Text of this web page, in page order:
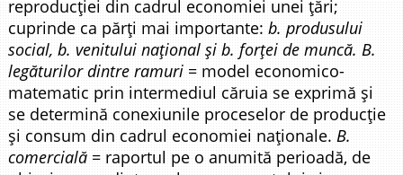
reproducției din cadrul economiei unei țări;
cuprinde ca părți mai importante:b. produsului
social, b. venitului național și b. forței de muncă. B.
legăturilor dintre ramuri = model economico-
matematic prin intermediul căruia se exprimă și
se determină conexiunile proceselor de producție
și consum din cadrul economiei naționale.B.
comercială = raportul pe o anumită perioadă, de